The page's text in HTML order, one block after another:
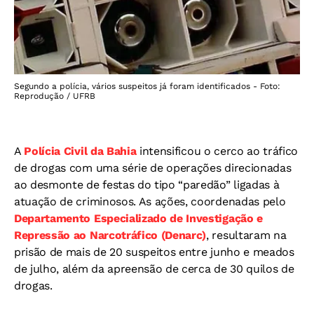
Segundo a polícia, vários suspeitos já foram identificados - Foto:
Reprodução / UFRB
A Polícia Civil da Bahiaintensificou o cerco ao tráfico
de drogas com uma série de operações direcionadas
ao desmonte de festas do tipo “paredão” ligadas à
atuação de criminosos. As ações, coordenadas pelo
Departamento Especializado de Investigação e
Repressão ao Narcotráfico (Denarc), resultaram na
prisão de mais de 20 suspeitos entre junho e meados
de julho, além da apreensão de cerca de 30 quilos de
drogas.